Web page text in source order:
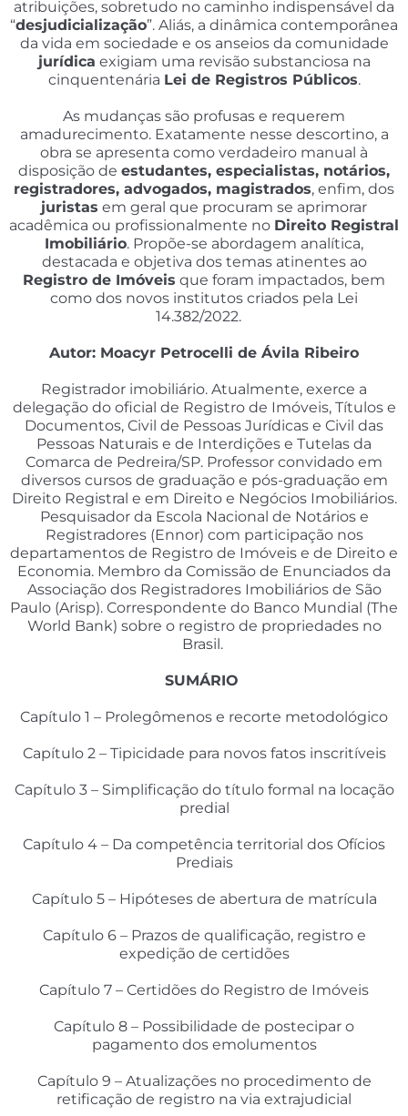
atribuições, sobretudo no caminho indispensável da
“desjudicialização”. Aliás, a dinâmica contemporânea
da vida em sociedade e os anseios da comunidade
jurídica exigiam uma revisão substanciosa na
cinquentenária Lei de Registros Públicos.
As mudanças são profusas e requerem
amadurecimento. Exatamente nesse descortino, a
obra se apresenta como verdadeiro manual à
disposição de estudantes, especialistas, notários,
registradores, advogados, magistrados, enfim, dos
juristas em geral que procuram se aprimorar
acadêmica ou profissionalmente no Direito Registral
Imobiliário. Propõe-se abordagem analítica,
destacada e objetiva dos temas atinentes ao
Registro de Imóveis que foram impactados, bem
como dos novos institutos criados pela Lei
14.382/2022.
Autor: Moacyr Petrocelli de Ávila Ribeiro
Registrador imobiliário. Atualmente, exerce a
delegação do oficial de Registro de Imóveis, Títulos e
Documentos, Civil de Pessoas Jurídicas e Civil das
Pessoas Naturais e de Interdições e Tutelas da
Comarca de Pedreira/SP. Professor convidado em
diversos cursos de graduação e pós-graduação em
Direito Registral e em Direito e Negócios Imobiliários.
Pesquisador da Escola Nacional de Notários e
Registradores (Ennor) com participação nos
departamentos de Registro de Imóveis e de Direito e
Economia. Membro da Comissão de Enunciados da
Associação dos Registradores Imobiliários de São
Paulo (Arisp). Correspondente do Banco Mundial (The
World Bank) sobre o registro de propriedades no
Brasil.
SUMÁRIO
Capítulo 1 – Prolegômenos e recorte metodológico
Capítulo 2 – Tipicidade para novos fatos inscritíveis
Capítulo 3 – Simplificação do título formal na locação
predial
Capítulo 4 – Da competência territorial dos Ofícios
Prediais
Capítulo 5 – Hipóteses de abertura de matrícula
Capítulo 6 – Prazos de qualificação, registro e
expedição de certidões
Capítulo 7 – Certidões do Registro de Imóveis
Capítulo 8 – Possibilidade de postecipar o
pagamento dos emolumentos
Capítulo 9 – Atualizações no procedimento de
retificação de registro na via extrajudicial